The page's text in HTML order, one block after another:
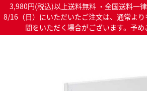
3,980円(税込)以上送料無料 ・全国送料一
8/16（日）にいただいたご注文は、通常よ
間をいただく場合がございます。予め